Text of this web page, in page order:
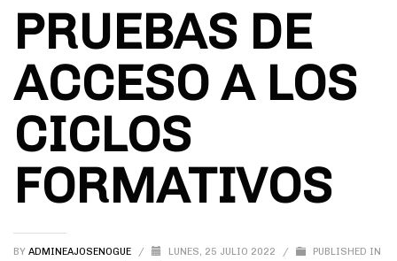
PRUEBAS DE
ACCESO A LOS
CICLOS
FORMATIVOS
BY ADMINEAJOSENOGUE / LUNES, 25 JULIO 2022 /
PUBLISHED IN